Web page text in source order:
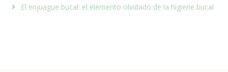
El enjuague bucal: el elemento olvidado de la higiene bucal